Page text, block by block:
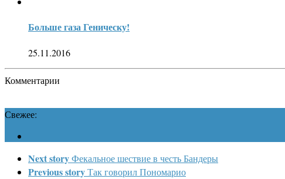
Больше газа Геническу!
25.11.2016
Комментарии
Свежее:
Next storyФекальное шествие в честь Бандеры
Previous storyТак говорил Пономарио